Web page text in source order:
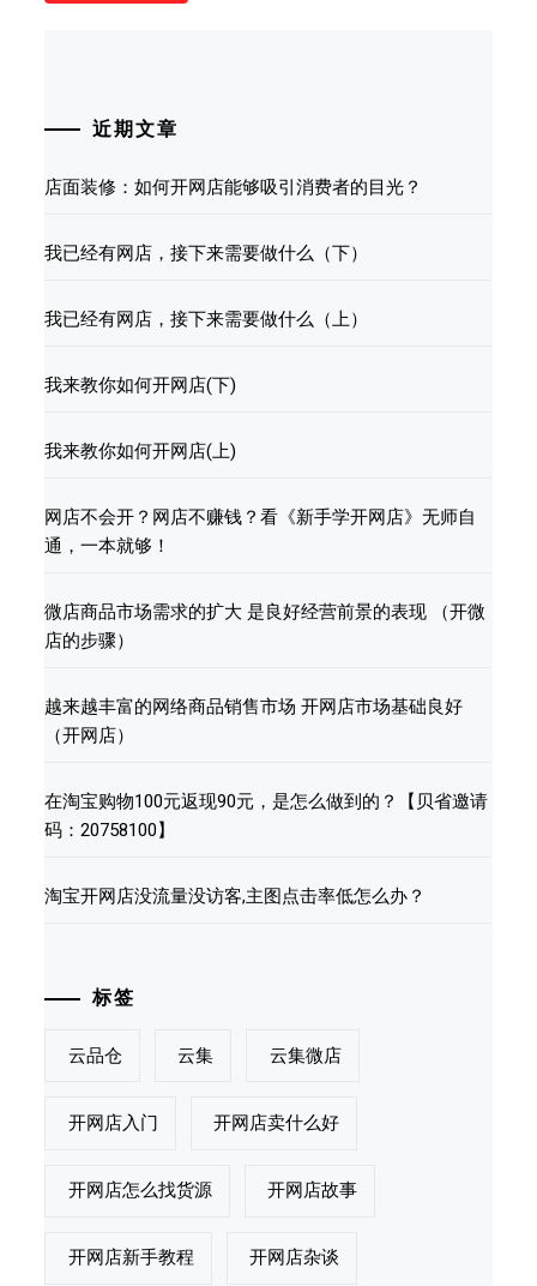
近期文章
店面装修：如何开网店能够吸引消费者的目光？
我已经有网店，接下来需要做什么（下）
我已经有网店，接下来需要做什么（上）
我来教你如何开网店(下)
我来教你如何开网店(上)
网店不会开？网店不赚钱？看《新手学开网店》无师自
通，一本就够！
微店商品市场需求的扩大 是良好经营前景的表现 （开微
店的步骤）
越来越丰富的网络商品销售市场 开网店市场基础良好
（开网店）
在淘宝购物100元返现90元，是怎么做到的？【贝省邀请
码：20758100】
淘宝开网店没流量没访客,主图点击率低怎么办？
标签
云品仓 云集 云集微店
开网店入门 开网店卖什么好
开网店怎么找货源 开网店故事
开网店新手教程 开网店杂谈